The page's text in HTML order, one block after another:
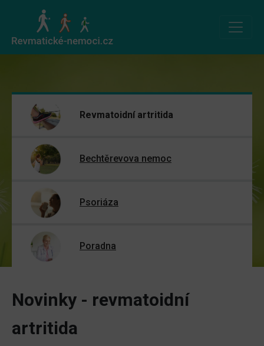
Revmatoidní artritida
Bechtěrevova nemoc
Psoriáza
Poradna
Novinky - revmatoidní
artritida